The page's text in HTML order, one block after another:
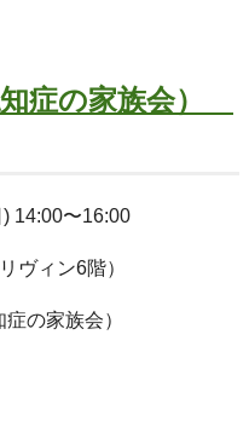
症の家族会）
14:00〜16:00
ヴィン6階）
の家族会）